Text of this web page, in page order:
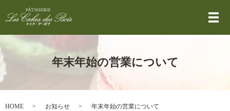
メ
年末年始の営業について
HOME お知らせ 年末年始の営業について